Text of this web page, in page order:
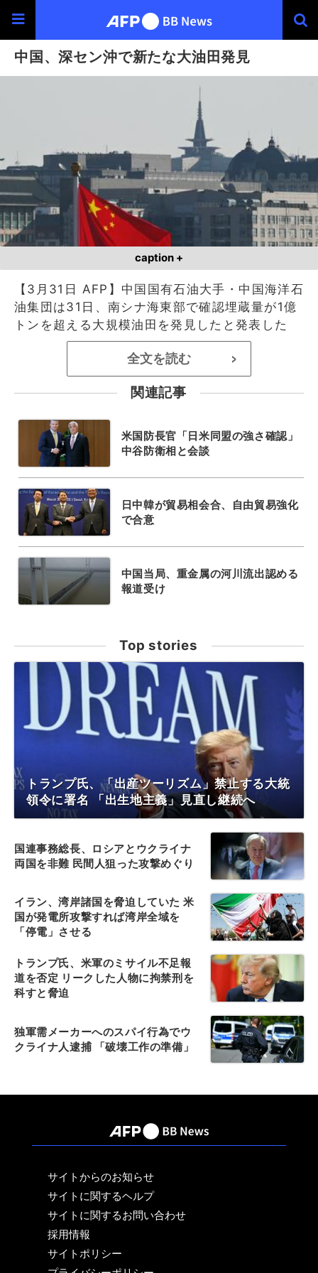
中国、深セン沖で新たな大油田発見
caption +
【3月31日 AFP】中国国有石油大手・中国海洋石
油集団は31日、南シナ海東部で確認埋蔵量が1億
トンを超える大規模油田を発見したと発表した
全文を読む >
関連記事
米国防長官「日米同盟の強さ確認」
中谷防衛相と会談
日中韓が貿易相会合、自由貿易強化
で合意
中国当局、重金属の河川流出認める
報道受け
Top stories
トランプ氏、「出産ツーリズム」禁止する大統
領令に署名 「出生地主義」見直し継続へ
国連事務総長、ロシアとウクライナ
両国を非難 民間人狙った攻撃めぐり
イラン、湾岸諸国を脅迫していた 米
国が発電所攻撃すれば湾岸全域を
「停電」させる
トランプ氏、米軍のミサイル不足報
道を否定 リークした人物に拘禁刑を
科すと脅迫
独軍需メーカーへのスパイ行為でウ
クライナ人逮捕 「破壊工作の準備」
サイトからのお知らせ
サイトに関するヘルプ
サイトに関するお問い合わせ
採用情報
サイトポリシー